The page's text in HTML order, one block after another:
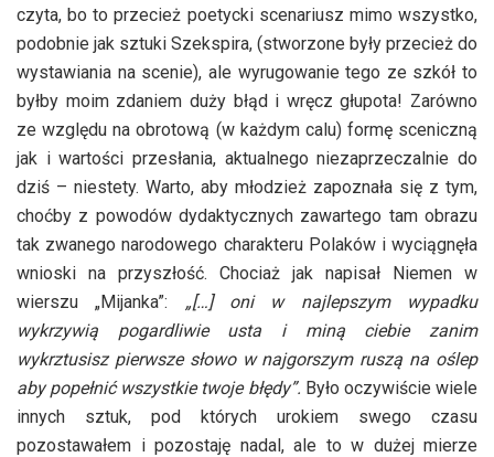
czyta, bo to przecież poetycki scenariusz mimo wszystko,
podobnie jak sztuki Szekspira, (stworzone były przecież do
wystawiania na scenie), ale wyrugowanie tego ze szkół to
byłby moim zdaniem duży błąd i wręcz głupota! Zarówno
ze względu na obrotową (w każdym calu) formę sceniczną
jak i wartości przesłania, aktualnego niezaprzeczalnie do
dziś – niestety. Warto, aby młodzież zapoznała się z tym,
choćby z powodów dydaktycznych zawartego tam obrazu
tak zwanego narodowego charakteru Polaków i wyciągnęła
wnioski na przyszłość. Chociaż jak napisał Niemen w
wierszu „Mijanka”: „[…] oni w najlepszym wypadku
wykrzywią pogardliwie usta i miną ciebie zanim
wykrztusisz pierwsze słowo w najgorszym ruszą na oślep
aby popełnić wszystkie twoje błędy”. Było oczywiście wiele
innych sztuk, pod których urokiem swego czasu
pozostawałem i pozostaję nadal, ale to w dużej mierze